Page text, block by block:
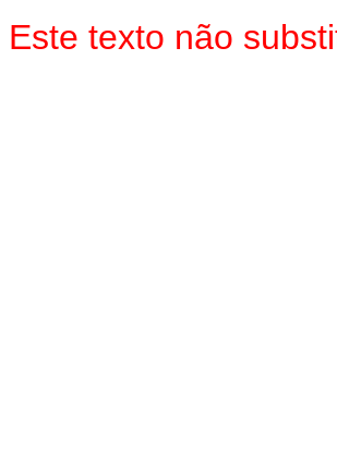
Este texto não